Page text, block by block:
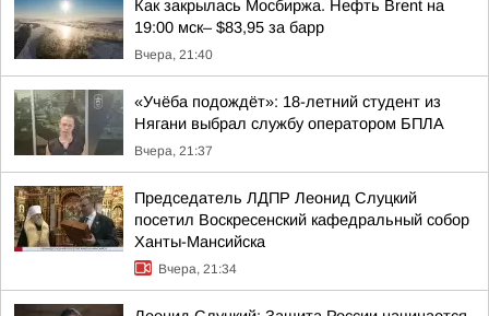
Как закрылась Мосбиржа. Нефть Brent на
19:00 мск– $83,95 за барр
Вчера, 21:40
«Учёба подождёт»: 18-летний студент из
Нягани выбрал службу оператором БПЛА
Вчера, 21:37
Председатель ЛДПР Леонид Слуцкий
посетил Воскресенский кафедральный собор
Ханты-Мансийска
Вчера, 21:34